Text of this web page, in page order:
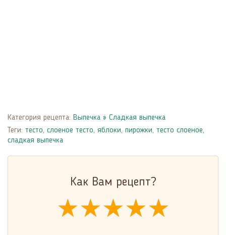
Категория рецепта: Выпечка » Сладкая выпечка
Теги: тесто, слоеное тесто, яблоки, пирожки, тесто слоеное,
сладкая выпечка
Как Вам рецепт?
★★★★★
★★★★★
★★★★★